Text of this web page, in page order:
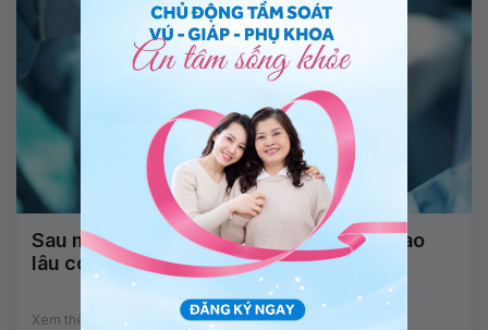
Sau mổ nội soi bóc u bì 2 buồng trứng bao
lâu có thể mang thai được?
Xem thêm